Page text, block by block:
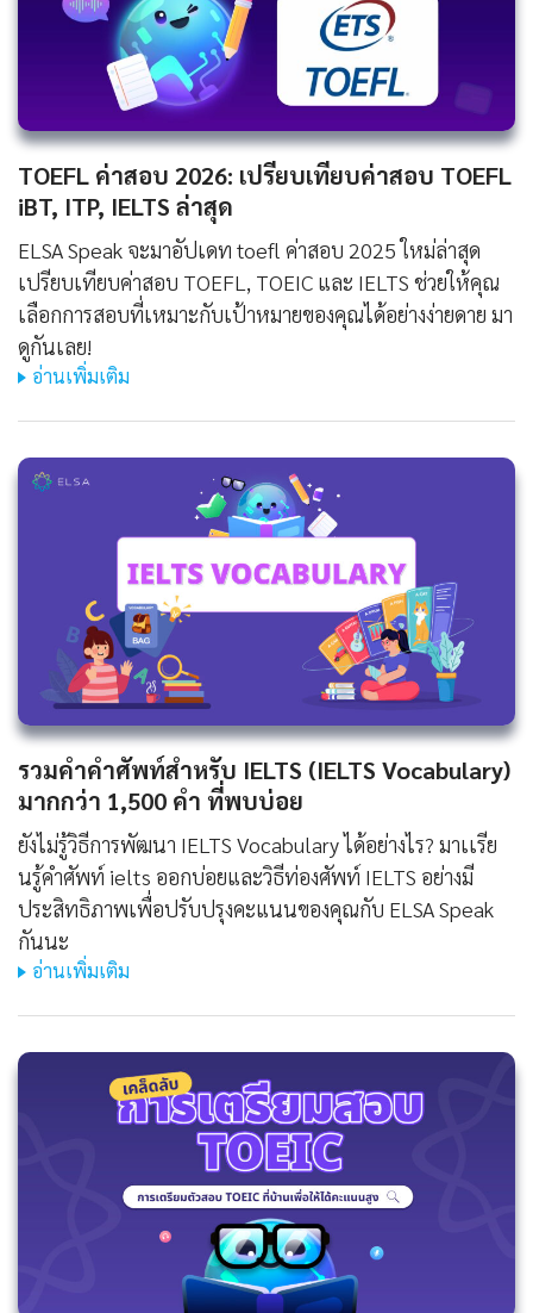
TOEFL ค่าสอบ 2026: เปรียบเทียบค่าสอบ TOEFL
iBT, ITP, IELTS ล่าสุด
ELSA Speak จะมาอัปเดท toefl ค่าสอบ 2025 ใหม่ล่าสุด
เปรียบเทียบค่าสอบ TOEFL, TOEIC และ IELTS ช่วยให้คุณ
เลือกการสอบที่เหมาะกับเป้าหมายของคุณได้อย่างง่ายดาย มา
ดูกันเลย!
อ่านเพิ่มเติม
รวมคำคำศัพท์สำหรับ IELTS (IELTS Vocabulary)
มากกว่า 1,500 คํา ที่พบบ่อย
ยังไม่รู้วิธีการพัฒนา IELTS Vocabulary ได้อย่างไร? มาเเรีย
นรู้คําศัพท์ ielts ออกบ่อยและวิธีท่องศัพท์ IELTS อย่างมี
ประสิทธิภาพเพื่อปรับปรุงคะแนนของคุณกับ ELSA Speak
กันนะ
อ่านเพิ่มเติม